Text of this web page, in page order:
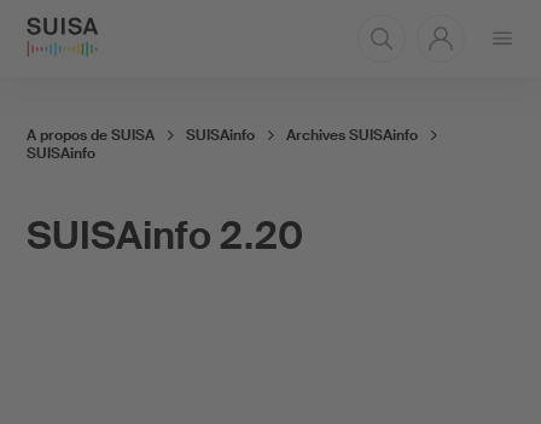
le
SUISAinfo 2.20
A propos de SUISA SUISAinfo
Archives SUISAinfo
SUISAinfo